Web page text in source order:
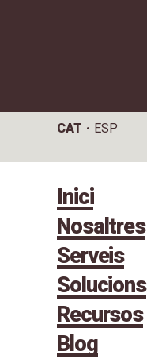
CAT ESP
Inici
Nosaltres
Serveis
Solucions
Recursos
Blog